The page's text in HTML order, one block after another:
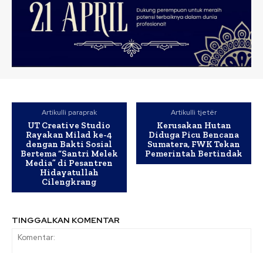
Artikulli paraprak
UT Creative Studio
Rayakan Milad ke-4
dengan Bakti Sosial
Bertema “Santri Melek
Media” di Pesantren
Hidayatullah
Cilengkrang
Artikulli tjetër
Kerusakan Hutan
Diduga Picu Bencana
Sumatera, FWK Tekan
Pemerintah Bertindak
TINGGALKAN KOMENTAR